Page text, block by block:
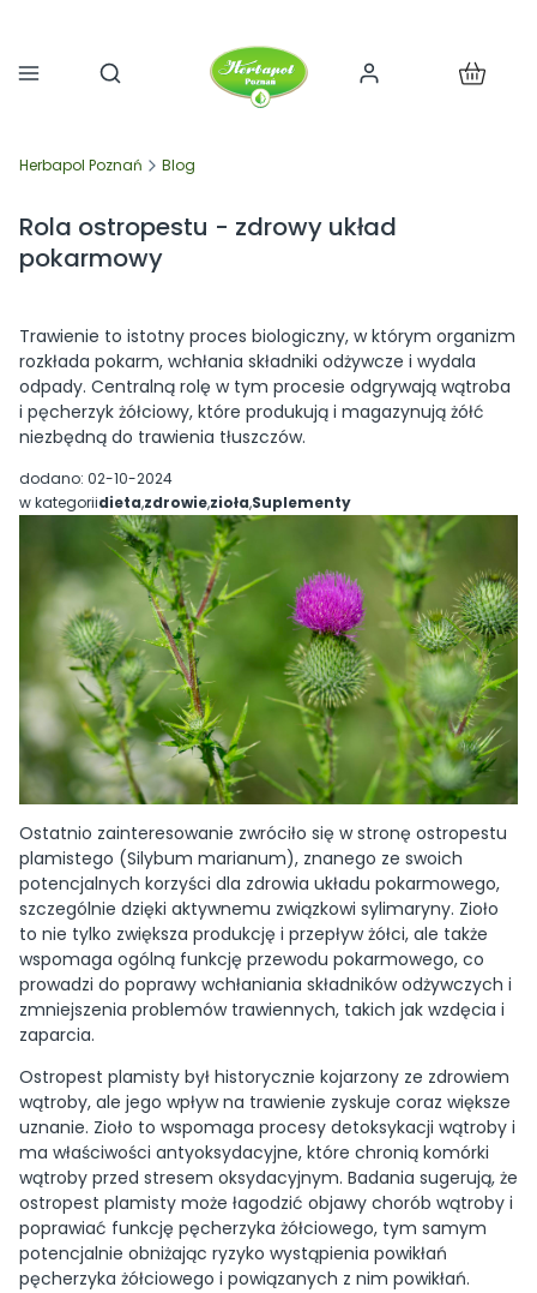
Otwórz wyszukiwarkę Produkty
Herbapol Poznań Blog
Rola ostropestu - zdrowy układ
pokarmowy
Trawienie to istotny proces biologiczny, w którym organizm
rozkłada pokarm, wchłania składniki odżywcze i wydala
odpady. Centralną rolę w tym procesie odgrywają wątroba
i pęcherzyk żółciowy, które produkują i magazynują żółć
niezbędną do trawienia tłuszczów.
dodano: 02-10-2024
w kategoriidieta,zdrowie,zioła,Suplementy
Ostatnio zainteresowanie zwróciło się w stronę ostropestu
plamistego (Silybum marianum), znanego ze swoich
potencjalnych korzyści dla zdrowia układu pokarmowego,
szczególnie dzięki aktywnemu związkowi sylimaryny. Zioło
to nie tylko zwiększa produkcję i przepływ żółci, ale także
wspomaga ogólną funkcję przewodu pokarmowego, co
prowadzi do poprawy wchłaniania składników odżywczych i
zmniejszenia problemów trawiennych, takich jak wzdęcia i
zaparcia.
Ostropest plamisty był historycznie kojarzony ze zdrowiem
wątroby, ale jego wpływ na trawienie zyskuje coraz większe
uznanie. Zioło to wspomaga procesy detoksykacji wątroby i
ma właściwości antyoksydacyjne, które chronią komórki
wątroby przed stresem oksydacyjnym. Badania sugerują, że
ostropest plamisty może łagodzić objawy chorób wątroby i
poprawiać funkcję pęcherzyka żółciowego, tym samym
potencjalnie obniżając ryzyko wystąpienia powikłań
pęcherzyka żółciowego i powiązanych z nim powikłań.